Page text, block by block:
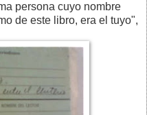
persona cuyo nombre
de este libro, era el tuyo",